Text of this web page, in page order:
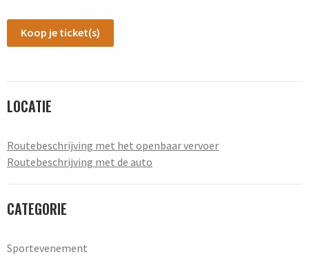
Koop je ticket(s)
LOCATIE
Routebeschrijving met het openbaar vervoer
Routebeschrijving met de auto
CATEGORIE
Sportevenement